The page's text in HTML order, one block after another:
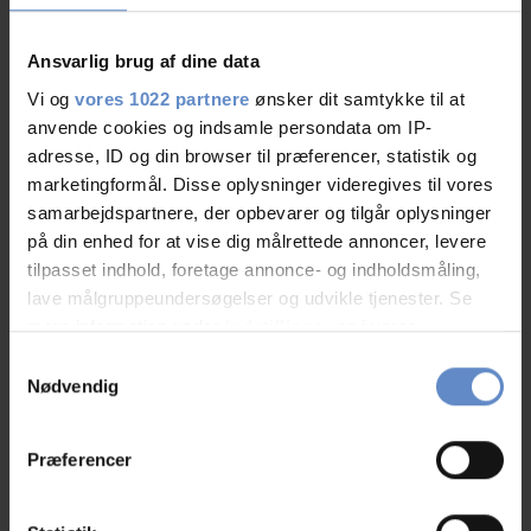
Ansvarlig brug af dine data
Vi og vores 1022 partnere ønsker dit samtykke til at
anvende cookies og indsamle persondata om IP-
adresse, ID og din browser til præferencer, statistik og
marketingformål. Disse oplysninger videregives til vores
samarbejdspartnere, der opbevarer og tilgår oplysninger
på din enhed for at vise dig målrettede annoncer, levere
tilpasset indhold, foretage annonce- og indholdsmåling,
lave målgruppeundersøgelser og udvikle tjenester. Se
mere information underindstillingerog i vores
tilbage eller ændre indstillinger fra vores
"Cookiedeklaration", eller ved at trykke på "Privacy
Nødvendig
Præferencer
Læs mere
RATINGS